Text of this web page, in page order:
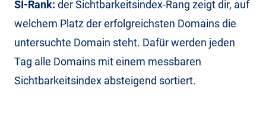
SI-Rank: der Sichtbarkeitsindex-Rang zeigt dir, auf
welchem Platz der erfolgreichsten Domains die
untersuchte Domain steht. Dafür werden jeden
Tag alle Domains mit einem messbaren
Sichtbarkeitsindex absteigend sortiert.